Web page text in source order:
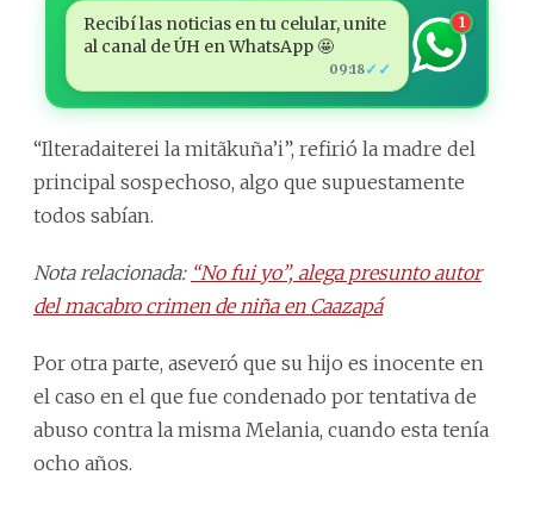
Recibí las noticias en tu celular, unite
al canal de ÚH en WhatsApp 🤩
09:18✓✓
1
“Ilteradaiterei la mitãkuña’i”, refirió la madre del
principal sospechoso, algo que supuestamente
todos sabían.
Nota relacionada: “No fui yo”, alega presunto autor
del macabro crimen de niña en Caazapá
Por otra parte, aseveró que su hijo es inocente en
el caso en el que fue condenado por tentativa de
abuso contra la misma Melania, cuando esta tenía
ocho años.